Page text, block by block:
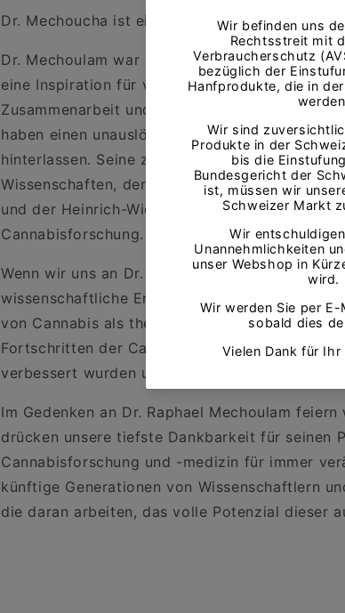
Dr. Mechoucha ist ein Experte auf diesem
Dr. Mechoulam war nicht nur ein Pionier auf
eine Inspiration für viele Wissenschaftler, die
Zusammenarbeit und die Großzügigkeit, mit
haben einen unauslöschlichen Eindruck in der
hinterlassen. Seine zahlreichen
Wissenschaften, der Rothschild-Preis für
und der Heinrich-Wieland-Preis, zeugen von
Cannabisforschung.
Wenn wir uns an Dr. Raphael Mechoulam
wissenschaftliche Entdeckungen und seinen
von Cannabis als therapeutisches Mittel. Sein
Fortschritten der Cannabisforschung und den
verbessert wurden und werden, weiterleben.
Im Gedenken an Dr. Raphael Mechoulam
drücken unsere tiefste Dankbarkeit für seinen
Cannabisforschung und -medizin für immer
künftige Generationen von Wissenschaftlern
die daran arbeiten, das volle Potenzial dieser